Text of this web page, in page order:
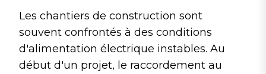
Les chantiers de construction sont
souvent confrontés à des conditions
d'alimentation électrique instables. Au
début d'un projet, le raccordement au